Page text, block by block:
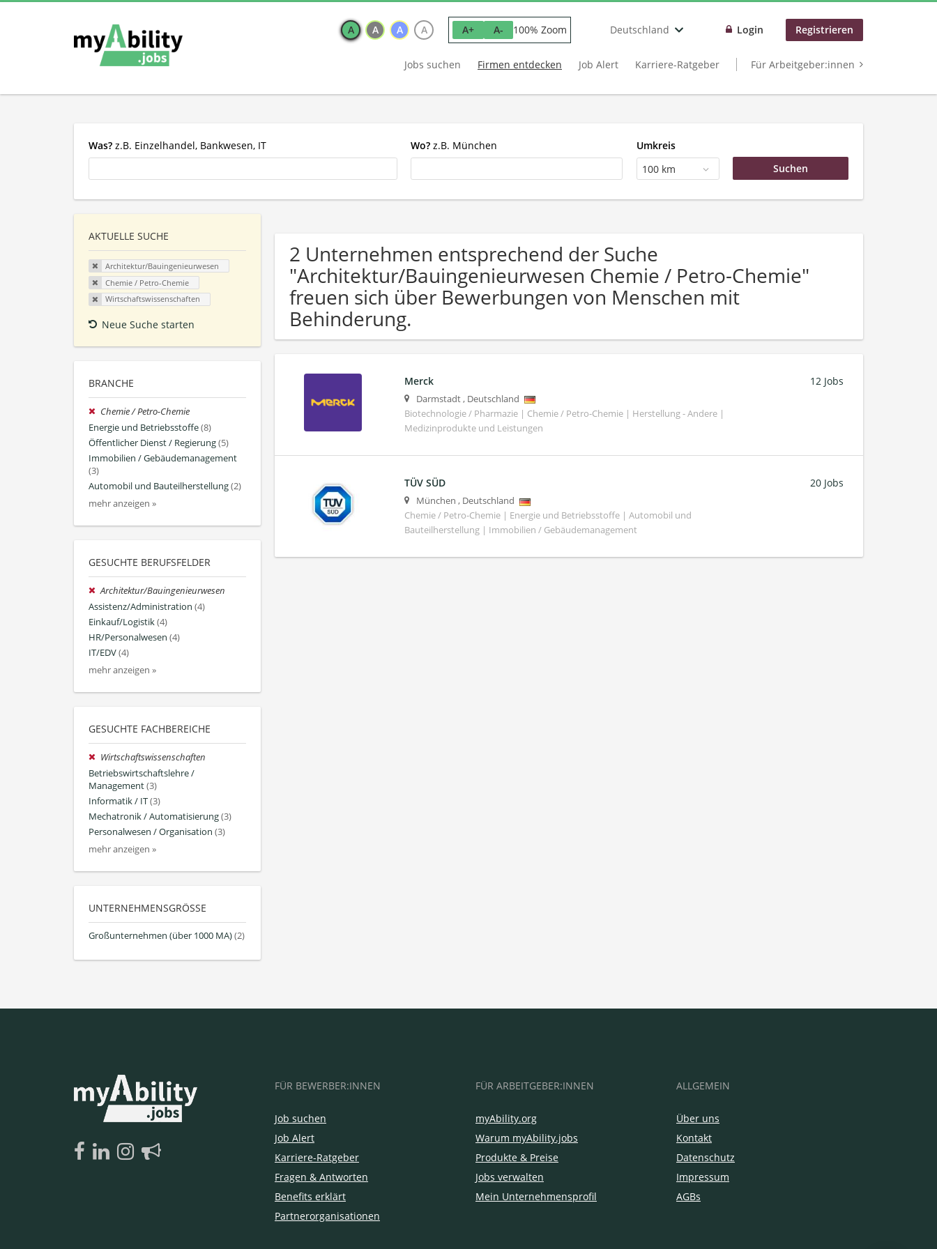
A A A A A+ A- 100% Zoom Deutschland Login Registrieren
Jobs suchen Firmen entdecken Job Alert Karriere-Ratgeber Für Arbeitgeber:innen
Was? z.B. Einzelhandel, Bankwesen, IT Wo? z.B. München
Umkreis
100 km
AKTUELLE SUCHE
Architektur/Bauingenieurwesen
Chemie / Petro-Chemie
Wirtschaftswissenschaften
Neue Suche starten
BRANCHE
Chemie / Petro-Chemie
Energie und Betriebsstoffe(8)
Öffentlicher Dienst / Regierung(5)
Immobilien / Gebäudemanagement
(3)
Automobil und Bauteilherstellung(2)
mehr anzeigen »
GESUCHTE BERUFSFELDER
Architektur/Bauingenieurwesen
Assistenz/Administration (4)
Einkauf/Logistik(4)
HR/Personalwesen (4)
IT/EDV(4)
mehr anzeigen »
GESUCHTE FACHBEREICHE
Wirtschaftswissenschaften
Betriebswirtschaftslehre /
Management(3)
Informatik / IT(3)
Mechatronik / Automatisierung(3)
Personalwesen / Organisation (3)
mehr anzeigen »
UNTERNEHMENSGRÖSSE
Großunternehmen (über 1000 MA)(2)
2 Unternehmen entsprechend der Suche
"Architektur/Bauingenieurwesen Chemie / Petro-Chemie"
freuen sich über Bewerbungen von Menschen mit
Behinderung.
Merck
Darmstadt, Deutschland
Biotechnologie / Pharmazie | Chemie / Petro-Chemie | Herstellung - Andere |
Medizinprodukte und Leistungen
12 Jobs
TÜV SÜD
München , Deutschland
Chemie / Petro-Chemie | Energie und Betriebsstoffe | Automobil und
Bauteilherstellung | Immobilien / Gebäudemanagement
20 Jobs
FÜR BEWERBER:INNEN
Job suchen
Job Alert
Karriere-Ratgeber
Fragen & Antworten
Benefits erklärt
Partnerorganisationen
FÜR ARBEITGEBER:INNEN
myAbility.org
Warum myAbility.jobs
Produkte & Preise
Jobs verwalten
Mein Unternehmensprofil
ALLGEMEIN
Über uns
Kontakt
Datenschutz
Impressum
AGBs